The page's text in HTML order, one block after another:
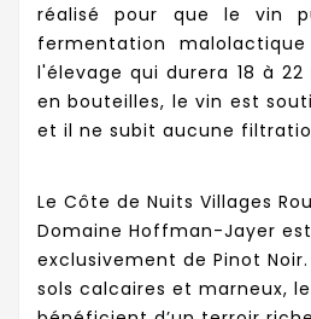
réalisé pour que le vin
fermentation
l'élevage qui durera 18 à
en bouteilles, le vin est
et il ne subit aucune
Le Côte de Nuits Villages
Domaine Hoffman-Jayer
exclusivement de Pinot
sols calcaires et marneux,